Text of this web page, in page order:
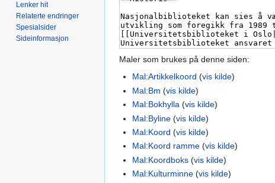
Maler som brukes på denne siden:
Mal:Artikkelkoord (vis kilde)
Mal:Bm (vis kilde)
Mal:Bokhylla (vis kilde)
Mal:Byline (vis kilde)
Mal:Koord (vis kilde)
Mal:Koord ramme (vis kilde)
Mal:Koordboks (vis kilde)
Mal:Kulturminne (vis kilde)
Lenker hit
Relaterte endringer
Spesialsider
Sideinformasjon